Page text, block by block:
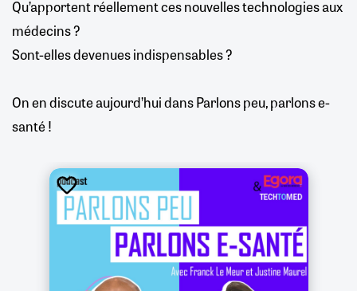
Qu’apportent réellement ces nouvelles technologies aux
médecins ?
Sont-elles devenues indispensables ?
On en discute aujourd’hui dans Parlons peu, parlons e-
santé !